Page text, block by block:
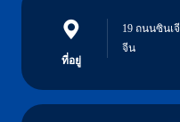
ที่อยู่
19 ถนนซินเ
จีน